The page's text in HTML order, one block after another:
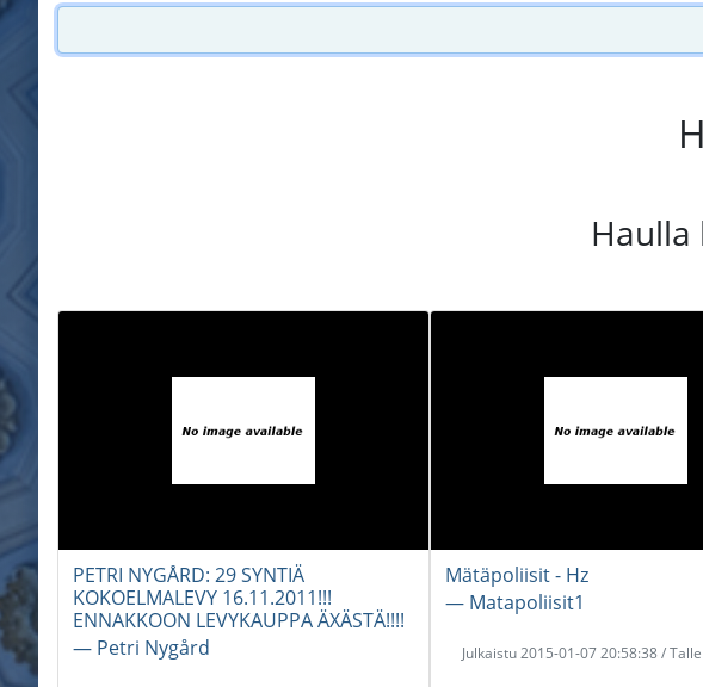
Haulla
PETRI NYGÅRD: 29 SYNTIÄ
KOKOELMALEVY 16.11.2011!!!
ENNAKKOON LEVYKAUPPA ÄXÄSTÄ!!!!
― Petri Nygård
Mätäpoliisit - Hz
― Matapoliisit1
Julkaistu 2015-01-07 20:58:38 /